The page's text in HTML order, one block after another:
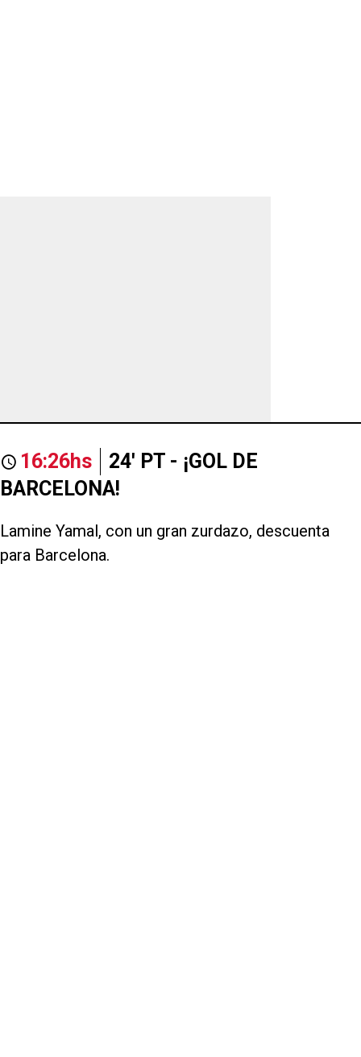
16:26hs
24' PT - ¡GOL DE
BARCELONA!
Lamine Yamal, con un gran zurdazo, descuenta
para Barcelona.